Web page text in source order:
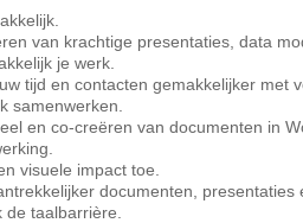
van krachtige presentaties, data
je werk.
tijd en contacten gemakkelijker met
samenwerken.
en co-creëren van documenten in
visuele impact toe.
documenten,
de taalbarrière.